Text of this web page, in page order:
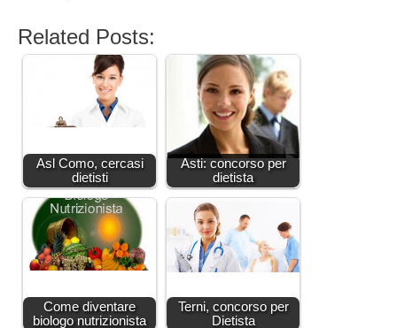
Related Posts:
Asl Como, cercasi
dietisti
Asti: concorso per
dietista
Come diventare
biologo nutrizionista
Terni, concorso per
Dietista